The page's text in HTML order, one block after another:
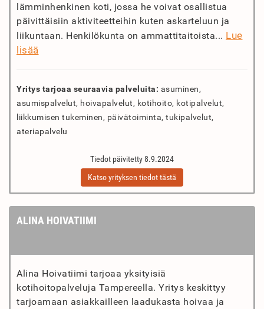
lämminhenkinen koti, jossa he voivat osallistua
päivittäisiin aktiviteetteihin kuten askarteluun ja
liikuntaan. Henkilökunta on ammattitaitoista... Lue
lisää
Yritys tarjoaa seuraavia palveluita: asuminen,
asumispalvelut, hoivapalvelut, kotihoito, kotipalvelut,
liikkumisen tukeminen, päivätoiminta, tukipalvelut,
ateriapalvelu
Tiedot päivitetty 8.9.2024
Katso yrityksen tiedot tästä
ALINA HOIVATIIMI
Alina Hoivatiimi tarjoaa yksityisiä
kotihoitopalveluja Tampereella. Yritys keskittyy
tarjoamaan asiakkailleen laadukasta hoivaa ja